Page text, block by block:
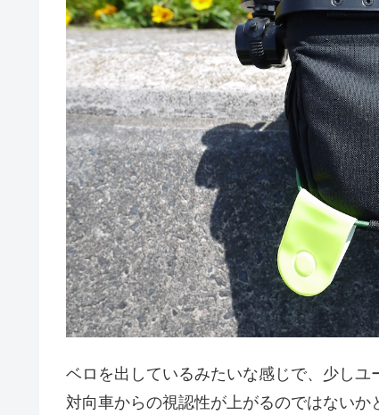
ベロを出しているみたいな感じで、少しユ
対向車からの視認性が上がるのではないか